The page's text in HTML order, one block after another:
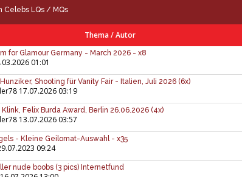
Celebs LQs / MQs
Thema/Autor
for Glamour Germany - March 2026 - x8
01:01
Shooting für Vanity Fair - Italien, Juli 2026 (6x)
17.07.2026 03:19
Klink, Felix Burda Award, Berlin 26.06.2026 (4x)
13.07.2026 03:57
- Kleine Geilomat-Auswahl - x35
09:24
nude boobs (3 pics) Internetfund